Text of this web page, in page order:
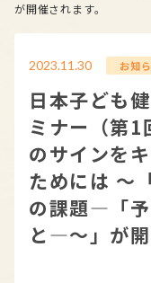
が開催されます。
2023.11.30 お知
日本子ども
ミナー（第1
のサインを
ためには ～
の課題―「
と―～」が開